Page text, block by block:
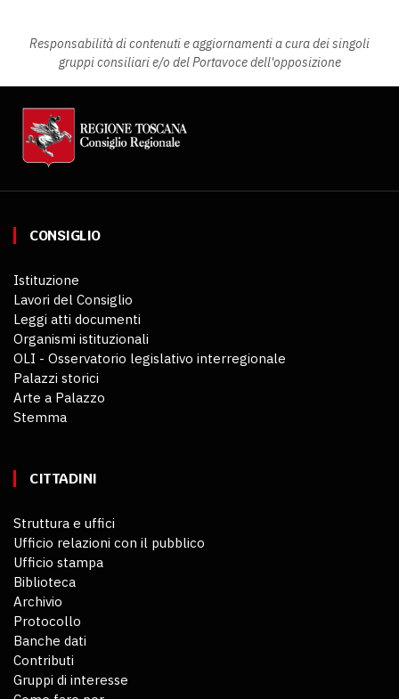
Responsabilità di contenuti e aggiornamenti a cura dei singoli
gruppi consiliari e/o del Portavoce dell'opposizione
CONSIGLIO
Istituzione
Lavori del Consiglio
Leggi atti documenti
Organismi istituzionali
OLI - Osservatorio legislativo interregionale
Palazzi storici
Arte a Palazzo
Stemma
CITTADINI
Struttura e uffici
Ufficio relazioni con il pubblico
Ufficio stampa
Biblioteca
Archivio
Protocollo
Banche dati
Contributi
Gruppi di interesse